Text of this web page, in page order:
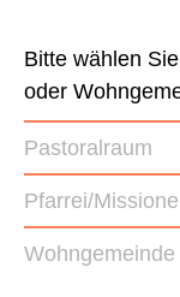
Beilagen
Archiv
Bitte wählen
oder
Pastoralraum
Pfarrei/
Wohngemeinde